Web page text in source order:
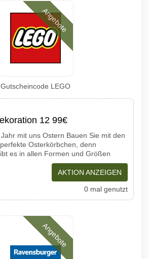
Angebote
Gutscheincode LEGO
12 99€
mit uns Ostern Bauen Sie mit den
Osterkörbchen, denn
es in allen Formen und Größen
AKTION ANZEIGEN
0 mal genutzt
Angebote